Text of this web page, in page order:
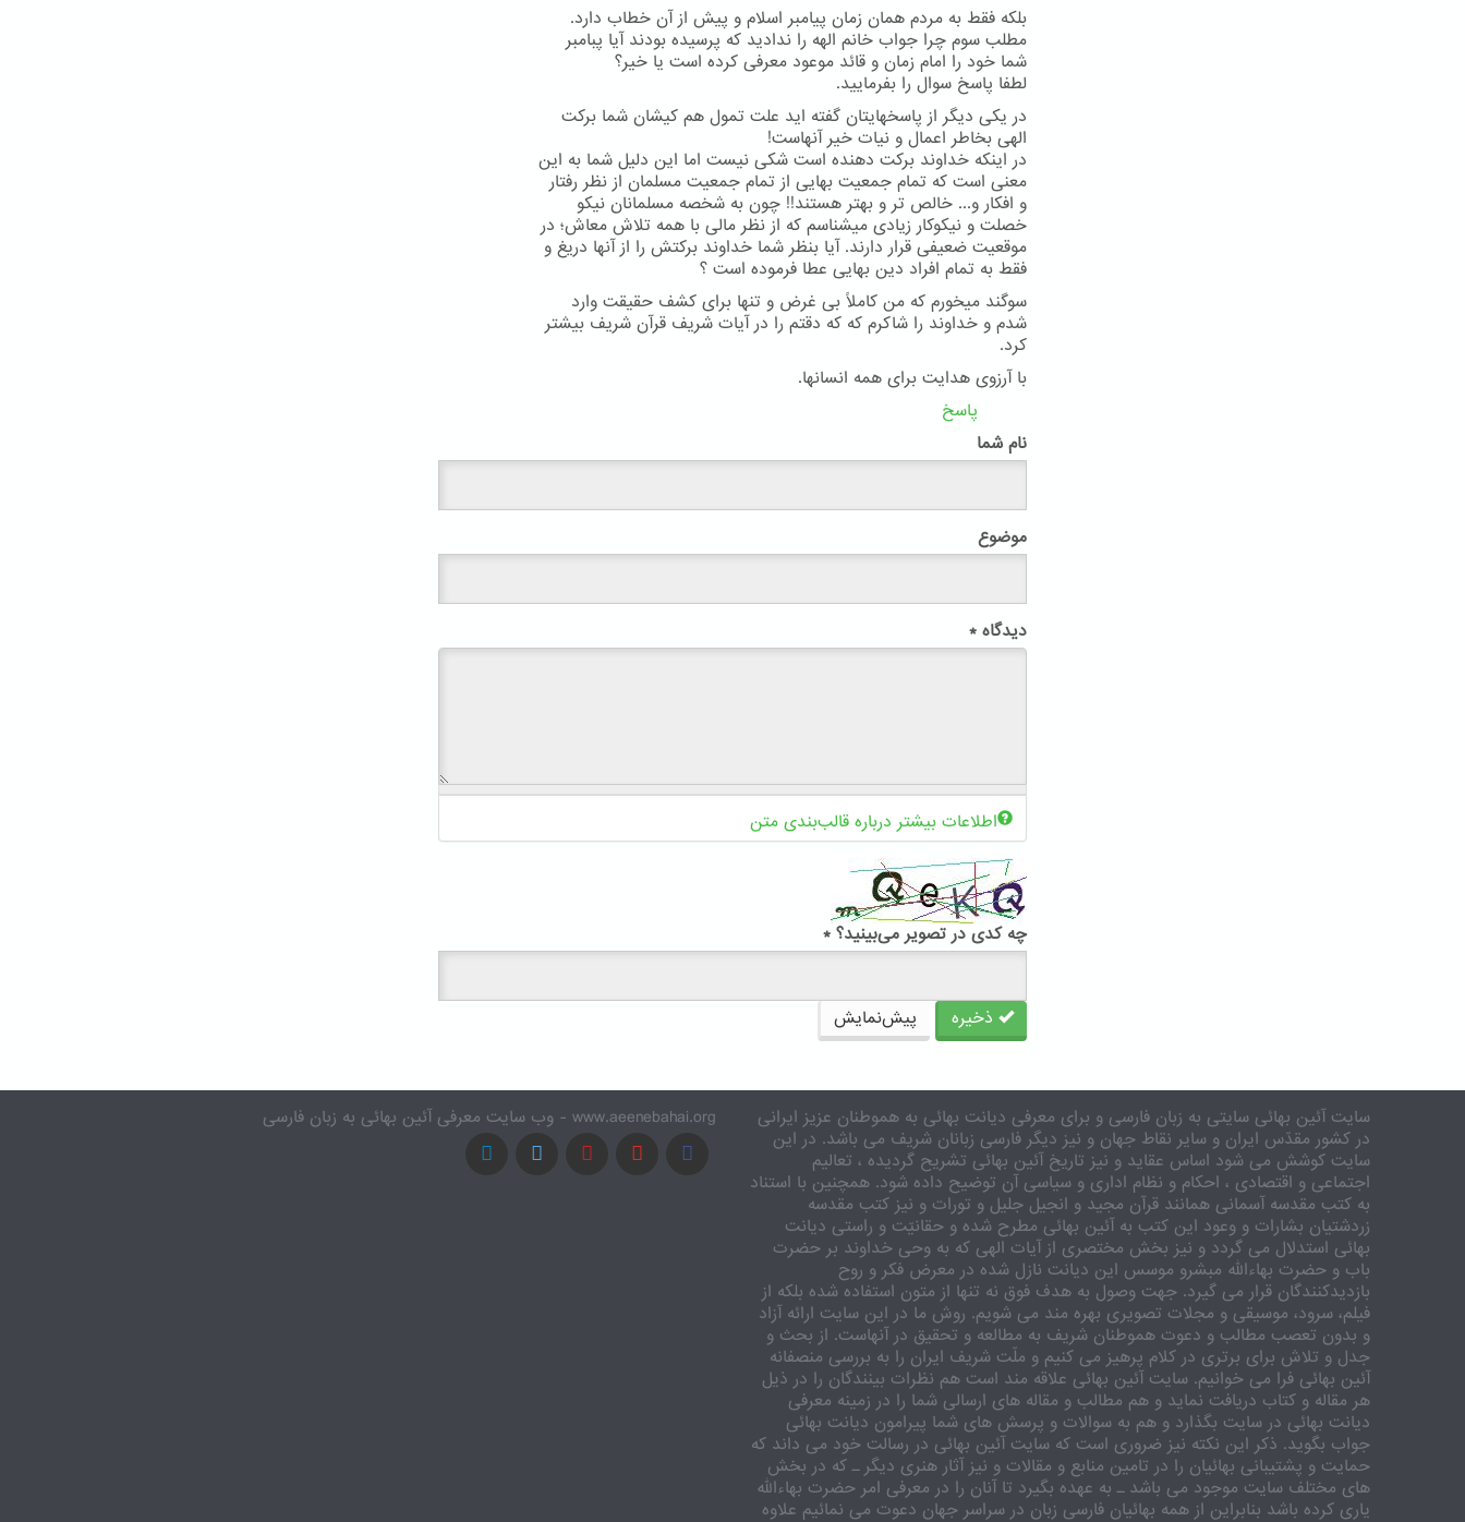
بلکه فقط به مردم همان زمان پیامبر اسلام و پیش از آن خطاب دارد.
مطلب سوم چرا جواب خانم الهه را ندادید که پرسیده بودند آیا پبامبر
شما خود را امام زمان و قائد موعود معرفی کرده است یا خیر؟
لطفا پاسخ سوال را بفرمایید.
در یکی دیگر از پاسخهایتان گفته اید علت تمول هم کیشان شما برکت
الهی بخاطر اعمال و نیات خیر آنهاست!
در اینکه خداوند برکت دهنده است شکی نیست اما این دلیل شما به این
معنی است که تمام جمعیت بهایی از تمام جمعیت مسلمان از نظر رفتار
و افکار و... خالص تر و بهتر هستند!! چون به شخصه مسلمانان نیکو
خصلت و نیکوکار زیادی میشناسم که از نظر مالی با همه تلاش معاش؛ در
موقعیت ضعیفی قرار دارند. آیا بنظر شما خداوند برکتش را از آنها دریغ و
فقط به تمام افراد دین بهایی عطا فرموده است ؟
سوگند میخورم که من کاملاً بی غرض و تنها برای کشف حقیقت وارد
شدم و خداوند را شاکرم که که دقتم را در آیات شریف قرآن شریف بیشتر
کرد.
با آرزوی هدایت برای همه انسانها.
پاسخ
نام شما
موضوع
دیدگاه *
اطلاعات بیشتر درباره قالب‌بندی متن
چه کدی در تصویر می‌بینید؟ *
ذخیره پیش‌نمایش
www.aeenebahai.org - وب سایت معرفی آئین بهائی به زبان فارسی
سایت آئین بهائی سایتی به زبان فارسی و برای معرفی دیانت بهائی به هموطنان عزیز ایرانی
در کشور مقدّس ایران و سایر نقاط جهان و نیز دیگر فارسی زبانان شریف می باشد. در این
سایت کوشش می شود اساس عقاید و نیز تاریخ آئین بهائی تشریح گردیده ، تعالیم
اجتماعی و اقتصادی ، احکام و نظام اداری و سیاسی آن توضیح داده شود. همچنین با استناد
به کتب مقدسه آسمانی همانند قرآن مجید و انجیل جلیل و تورات و نیز کتب مقدسه
زردشتیان بشارات و وعود این کتب به آئین بهائی مطرح شده و حقانیّت و راستی دیانت
بهائی استدلال می گردد و نیز بخش مختصری از آیات الهی که به وحی خداوند بر حضرت
باب و حضرت بهاءالله مبشرو موسس این دیانت نازل شده در معرض فکر و روح
بازدیدکنندگان قرار می گیرد. جهت وصول به هدف فوق نه تنها از متون استفاده شده بلکه از
فیلم، سرود، موسیقی و مجلات تصویری بهره مند می شویم. روش ما در این سایت ارائه آزاد
و بدون تعصب مطالب و دعوت هموطنان شریف به مطالعه و تحقیق در آنهاست. از بحث و
جدل و تلاش برای برتری در کلام پرهیز می کنیم و ملّت شریف ایران را به بررسی منصفانه
آئین بهائی فرا می خوانیم. سایت آئین بهائی علاقه مند است هم نظرات بینندگان را در ذیل
هر مقاله و کتاب دریافت نماید و هم مطالب و مقاله های ارسالی شما را در زمینه معرفی
دیانت بهائی در سایت بگذارد و هم به سوالات و پرسش های شما پیرامون دیانت بهائی
جواب بگوید. ذکر این نکته نیز ضروری است که سایت آئین بهائی در رسالت خود می داند که
حمایت و پشتیبانی بهائیان را در تامین منابع و مقالات و نیز آثار هنری دیگر ـ که در بخش
های مختلف سایت موجود می باشد ـ به عهده بگیرد تا آنان را در معرفی امر حضرت بهاءالله
یاری کرده باشد بنابراین از همه بهائیان فارسی زبان در سراسر جهان دعوت می نمائیم علاوه